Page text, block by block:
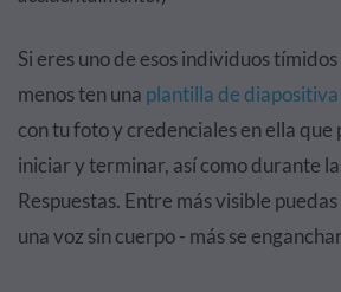
Si eres uno de esos individuos
menos ten una plantilla de
con tu foto y credenciales en ella que
iniciar y terminar, así como durante
Respuestas. Entre más visible
una voz sin cuerpo - más se